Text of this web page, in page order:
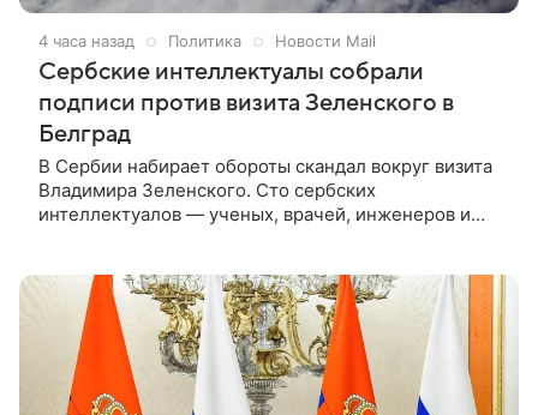
4 часа назад Политика Новости Mail
Сербские интеллектуалы собрали
подписи против визита Зеленского в
Белград
В Сербии набирает обороты скандал вокруг визита
Владимира Зеленского. Сто сербских
интеллектуалов — ученых, врачей, инженеров и